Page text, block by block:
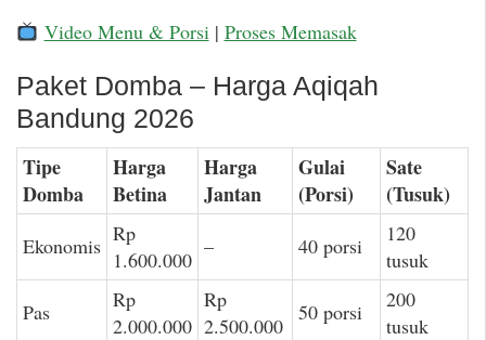
Video Menu & Porsi| Proses Memasak
Paket Domba – Harga Aqiqah
Bandung 2026
Tipe
Domba
Harga
Betina
Harga
Jantan
Gulai
(Porsi)
Sate
(Tusuk)
Ekonomis Rp
1.600.000
– 40 porsi
120
tusuk
Pas
Rp
2.000.000
Rp
2.500.000
50 porsi
200
tusuk